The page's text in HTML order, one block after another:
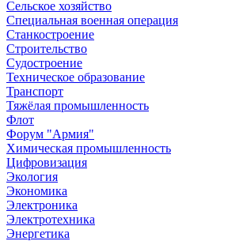
Сельское хозяйство
Специальная военная операция
Станкостроение
Строительство
Судостроение
Техническое образование
Транспорт
Тяжёлая промышленность
Флот
Форум "Армия"
Химическая промышленность
Цифровизация
Экология
Экономика
Электроника
Электротехника
Энергетика